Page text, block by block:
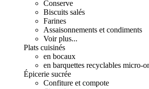
Conserve
Biscuits salés
Farines
Assaisonnements et condiments
Voir plus...
Plats cuisinés
en bocaux
en barquettes recyclables micro-
Épicerie sucrée
Confiture et compote